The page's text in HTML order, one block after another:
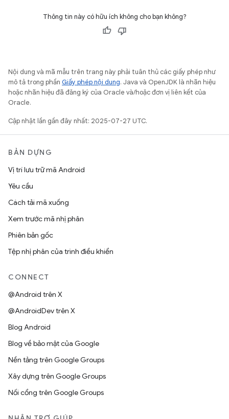
Thông tin này có hữu ích không cho bạn không?
Nội dung và mã mẫu trên trang này phải tuân thủ các giấy phép như
mô tả trong phần Giấy phép nội dung. Java và OpenJDK là nhãn hiệu
hoặc nhãn hiệu đã đăng ký của Oracle và/hoặc đơn vị liên kết của
Oracle.
Cập nhật lần gần đây nhất: 2025-07-27 UTC.
BẢN DỰNG
Vị trí lưu trữ mã Android
Yêu cầu
Cách tải mã xuống
Xem trước mã nhị phân
Phiên bản gốc
Tệp nhị phân của trình điều khiển
CONNECT
@Android trên X
@AndroidDev trên X
Blog Android
Blog về bảo mật của Google
Nền tảng trên Google Groups
Xây dựng trên Google Groups
Nối cổng trên Google Groups